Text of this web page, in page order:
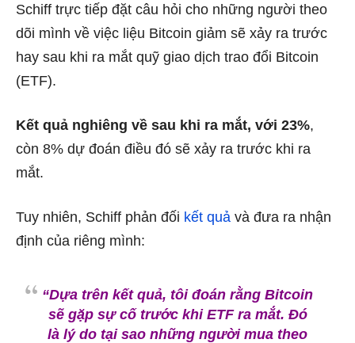
Schiff trực tiếp đặt câu hỏi cho những người theo
dõi mình về việc liệu Bitcoin giảm sẽ xảy ra trước
hay sau khi ra mắt quỹ giao dịch trao đổi Bitcoin
(ETF).
Kết quả nghiêng về sau khi ra mắt, với 23%,
còn 8% dự đoán điều đó sẽ xảy ra trước khi ra
mắt.
Tuy nhiên, Schiff phản đối kết quả và đưa ra nhận
định của riêng mình:
“Dựa trên kết quả, tôi đoán rằng Bitcoin
sẽ gặp sự cố trước khi ETF ra mắt. Đó
là lý do tại sao những người mua theo